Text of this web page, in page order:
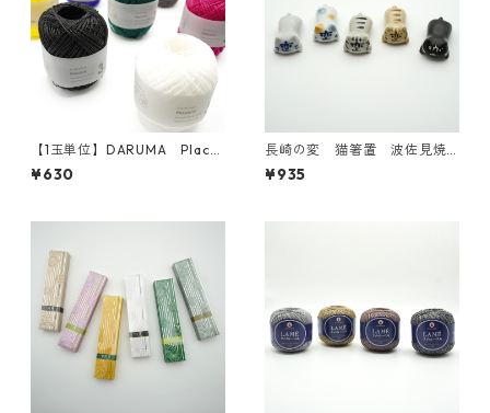
【1玉単位】DARUMA Placor
d 3ply
¥630
長崎の変 猫箸置 波佐見焼
【日本製】
¥935